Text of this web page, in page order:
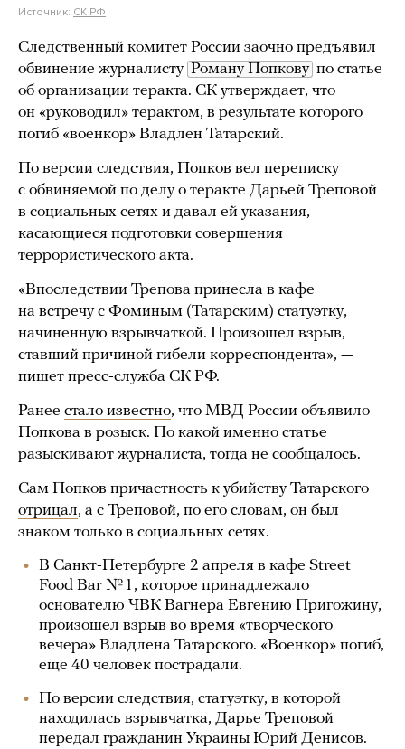
Источник: СК РФ
Следственный комитет России заочно предъявил
обвинение журналисту Роману Попкову по статье
об организации теракта. СК утверждает, что
он «руководил» терактом, в результате которого
погиб «военкор» Владлен Татарский.
По версии следствия, Попков вел переписку
с обвиняемой по делу о теракте Дарьей Треповой
в социальных сетях и давал ей указания,
касающиеся подготовки совершения
террористического акта.
«Впоследствии Трепова принесла в кафе
на встречу с Фоминым (Татарским) статуэтку,
начиненную взрывчаткой. Произошел взрыв,
ставший причиной гибели корреспондента», —
пишет пресс-служба СК РФ.
Ранее стало известно, что МВД России объявило
Попкова в розыск. По какой именно статье
разыскивают журналиста, тогда не сообщалось.
Сам Попков причастность к убийству Татарского
отрицал, а с Треповой, по его словам, он был
знаком только в социальных сетях.
В Санкт-Петербурге 2 апреля в кафе Street
Food Bar № 1, которое принадлежало
основателю ЧВК Вагнера Евгению Пригожину,
произошел взрыв во время «творческого
вечера» Владлена Татарского. «Военкор» погиб,
еще 40 человек пострадали.
По версии следствия, статуэтку, в которой
находилась взрывчатка, Дарье Треповой
передал гражданин Украины Юрий Денисов.